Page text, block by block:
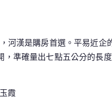
河漢是購房首選。平易近
，準確量出七點五公分的長
霞